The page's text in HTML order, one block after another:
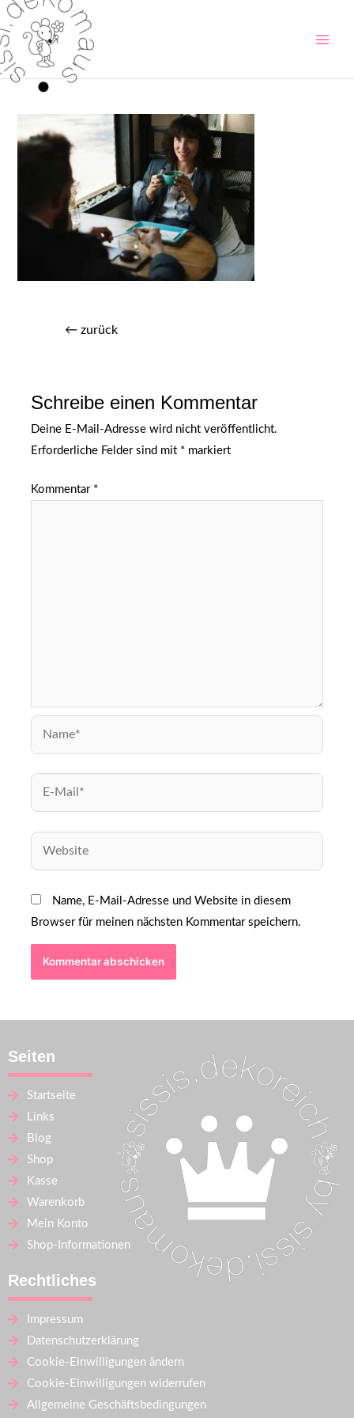
← zurück
Schreibe einen Kommentar
Deine E-Mail-Adresse wird nicht veröffentlicht.
Erforderliche Felder sind mit * markiert
Kommentar *
Name, E-Mail-Adresse und Website in diesem
Browser für meinen nächsten Kommentar speichern.
Seiten
Startseite
Links
Blog
Shop
Kasse
Warenkorb
Mein Konto
Shop-Informationen
Rechtliches
Impressum
Datenschutzerklärung
Cookie-Einwilligungen ändern
Cookie-Einwilligungen widerrufen
Allgemeine Geschäftsbedingungen